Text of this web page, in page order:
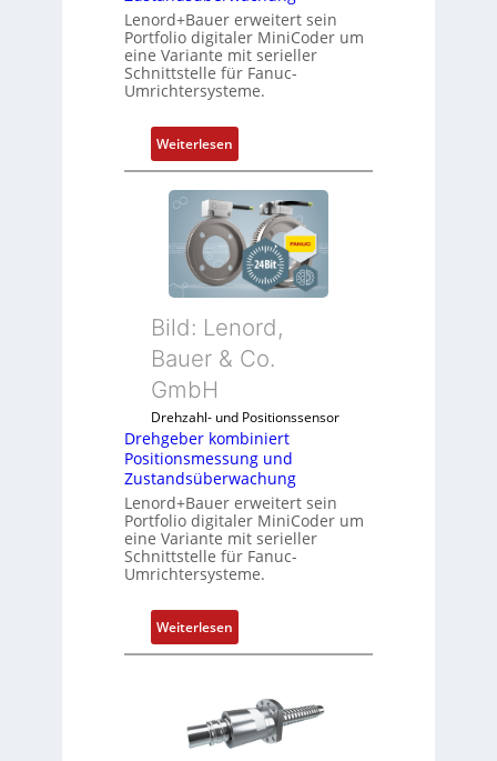
Lenord+Bauer erweitert sein
Portfolio digitaler MiniCoder um
eine Variante mit serieller
Schnittstelle für Fanuc-
Umrichtersysteme.
Weiterlesen:
D
r
e
h
g
e
e
m
b
i
i
e
r
t
P
o
s
i
o
Bild: Lenord,
Bauer & Co.
GmbH
Drehzahl- und Positionssensor
Drehgeber kombiniert
Positionsmessung und
Zustandsüberwachung
Lenord+Bauer erweitert sein
Portfolio digitaler MiniCoder um
eine Variante mit serieller
Schnittstelle für Fanuc-
Umrichtersysteme.
Weiterlesen:
D
h
g